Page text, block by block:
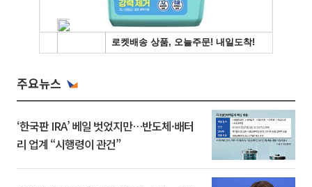
주요뉴스
‘한국판 IRA’ 베일 벗었지만…반도체·배터
리 업계 “시행령이 관건”